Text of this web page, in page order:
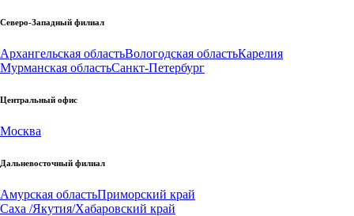
Северо-Западный филиал
Архангельская областьВологодская областьКарелия
Мурманская областьСанкт-Петербург
Центральный офис
Москва
Дальневосточный филиал
Амурская областьПриморский край
Саха /Якутия/Хабаровский край